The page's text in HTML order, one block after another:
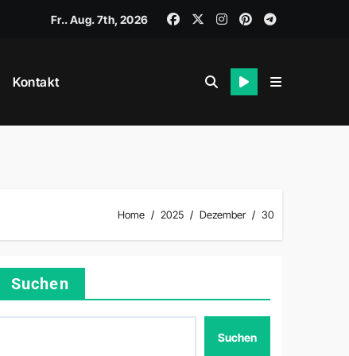
Fr.. Aug. 7th, 2026
Kontakt
Home 2025 Dezember 30
Suchen
Suchen